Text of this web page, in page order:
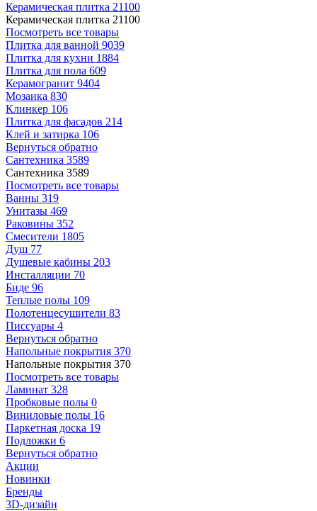
Керамическая плитка 21100
Керамическая плитка 21100
Посмотреть все товары
Плитка для ванной 9039
Плитка для кухни 1884
Плитка для пола 609
Керамогранит 9404
Мозаика 830
Клинкер 106
Плитка для фасадов 214
Клей и затирка 106
Вернуться обратно
Сантехника 3589
Сантехника 3589
Посмотреть все товары
Ванны 319
Унитазы 469
Раковины 352
Смесители 1805
Душ 77
Душевые кабины 203
Инсталляции 70
Биде 96
Теплые полы 109
Полотенцесушители 83
Писсуары 4
Вернуться обратно
Напольные покрытия 370
Напольные покрытия 370
Посмотреть все товары
Ламинат 328
Пробковые полы 0
Виниловые полы 16
Паркетная доска 19
Подложки 6
Вернуться обратно
Акции
Новинки
Бренды
3D-дизайн